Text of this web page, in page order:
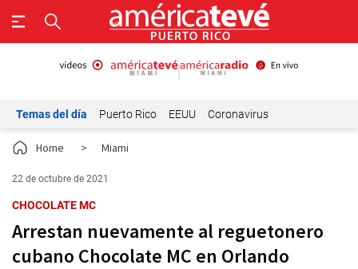
Temas del día Puerto Rico EEUU Coronavirus
Home > Miami
22 de octubre de 2021
CHOCOLATE MC
Arrestan nuevamente al reguetonero
cubano Chocolate MC en Orlando